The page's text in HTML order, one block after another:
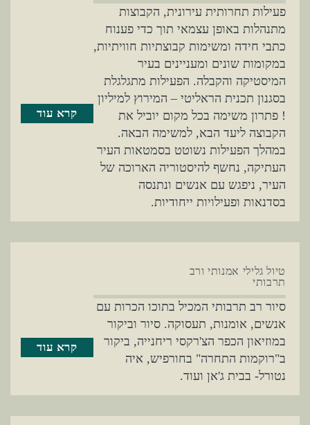
פעילות תחרותית עירונית, הקבוצות
מתנהלות באופן עצמאי תוך כדי פענוח
כתבי חידה ומשימות קבוצתיות חוויתיות,
במקומות שונים ומעניינים בעיר
המיסטיקה והקבלה. הפעילות מתגלגלת
בסגנון תכנית הראליטי – המירוץ למיליון
! פתרון משימה בכל מקום יוביל את
הקבוצה ליעד הבא, למשימה הבאה.
במהלך הפעילות נשוטט בסמטאות העיר
העתיקה, נחשף להיסטוריה הארוכה של
העיר, ניפגש עם אנשים ונתנסה
בסדנאות ופעילויות ייחודיות.
קרא עוד
טיול גלילי אמנותי ורב
תרבותי
סיור רב תרבותי המכיל בתוכו הכרות עם
אנשים, אומנות, תעסוקה. סיור וביקור
במוזיאון הכפר הצ'רקסי ריחנייה, ביקור
ב"רוקמות התחרה" בחורפיש, איה
נטורל- בבית ג'אן ועוד.
קרא עוד